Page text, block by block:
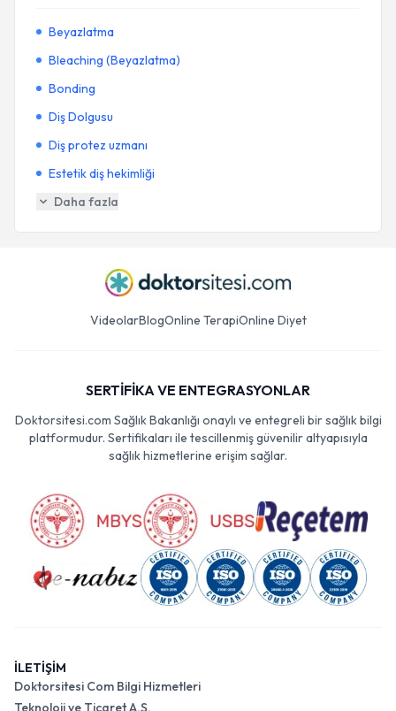
Beyazlatma
Bleaching (Beyazlatma)
Bonding
Diş Dolgusu
Diş protez uzmanı
Estetik diş hekimliği
Daha fazla
VideolarBlogOnline TerapiOnline Diyet
SERTİFİKA VE ENTEGRASYONLAR
Doktorsitesi.com Sağlık Bakanlığı onaylı ve entegreli bir sağlık bilgi
platformudur. Sertifikaları ile tescillenmiş güvenilir altyapısıyla
sağlık hizmetlerine erişim sağlar.
İLETİŞİM
Doktorsitesi Com Bilgi Hizmetleri
Teknoloji ve Ticaret A.Ş.